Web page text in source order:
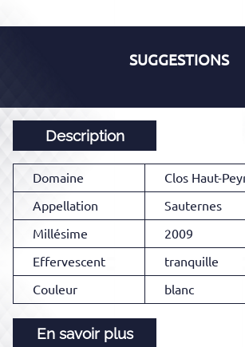
SUGGESTIONS
Description
Domaine
Clos Haut-
Appellation
Sauternes
Millésime
2009
Effervescent
tranquille
Couleur
blanc
En savoir plus